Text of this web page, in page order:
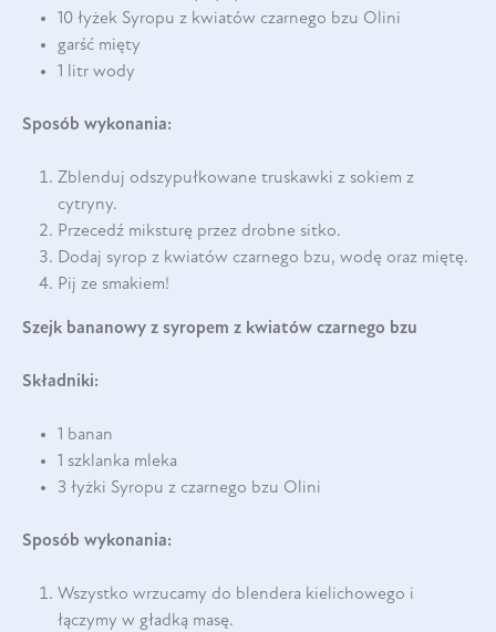
10 łyżek Syropu z kwiatów czarnego bzu Olini
garść mięty
1 litr wody
Sposób wykonania:
Zblenduj odszypułkowane truskawki z sokiem z
cytryny.
Przecedź miksturę przez drobne sitko.
Dodaj syrop z kwiatów czarnego bzu, wodę oraz miętę.
Pij ze smakiem!
Szejk bananowy z syropem z kwiatów czarnego bzu
Składniki:
1 banan
1 szklanka mleka
3 łyżki Syropu z czarnego bzu Olini
Sposób wykonania:
Wszystko wrzucamy do blendera kielichowego i
łączymy w gładką masę.